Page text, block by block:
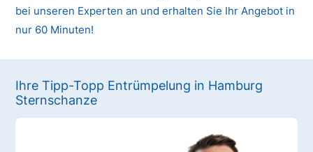
bei unseren Experten an und erhalten Sie Ihr Angebot in
nur 60 Minuten!
Ihre Tipp-Topp Entrümpelung in Hamburg
Sternschanze